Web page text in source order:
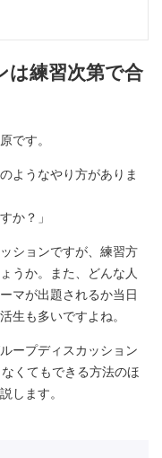
は練習次第で合
です。
ようなやり方がありま
か？」
ションですが、練習方
うか。また、どんな人
マが出題されるか当日
生も多いですよね。
ープディスカッション
くてもできる方法のほ
します。